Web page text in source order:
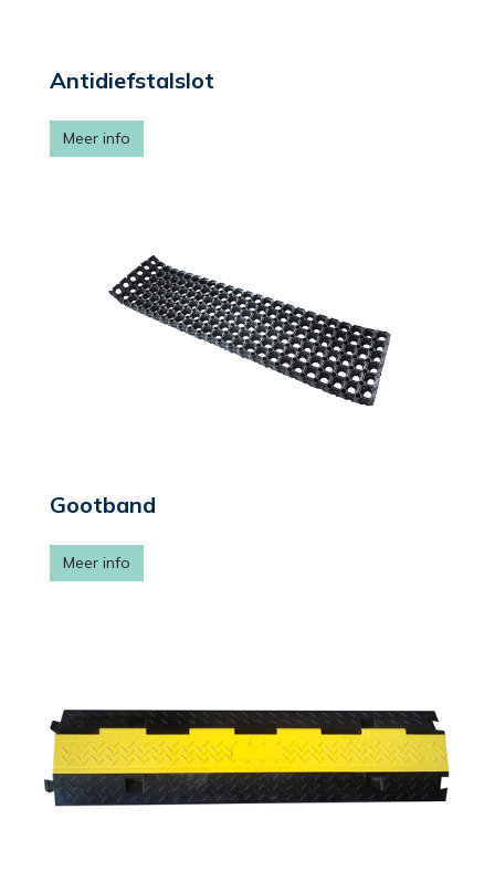
Antidiefstalslot
Meer info
Gootband
Meer info